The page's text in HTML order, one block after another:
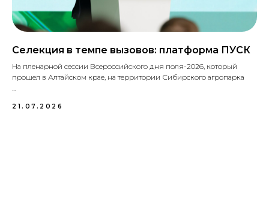
Селекция в темпе вызовов: платформа ПУСК
На пленарной сессии Всероссийского дня поля-2026, который
прошел в Алтайском крае, на территории Сибирского агропарка
21.07.2026